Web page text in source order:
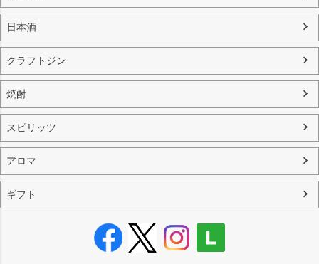
日本酒
クラフトジン
焼酎
スピリッツ
アロマ
ギフト